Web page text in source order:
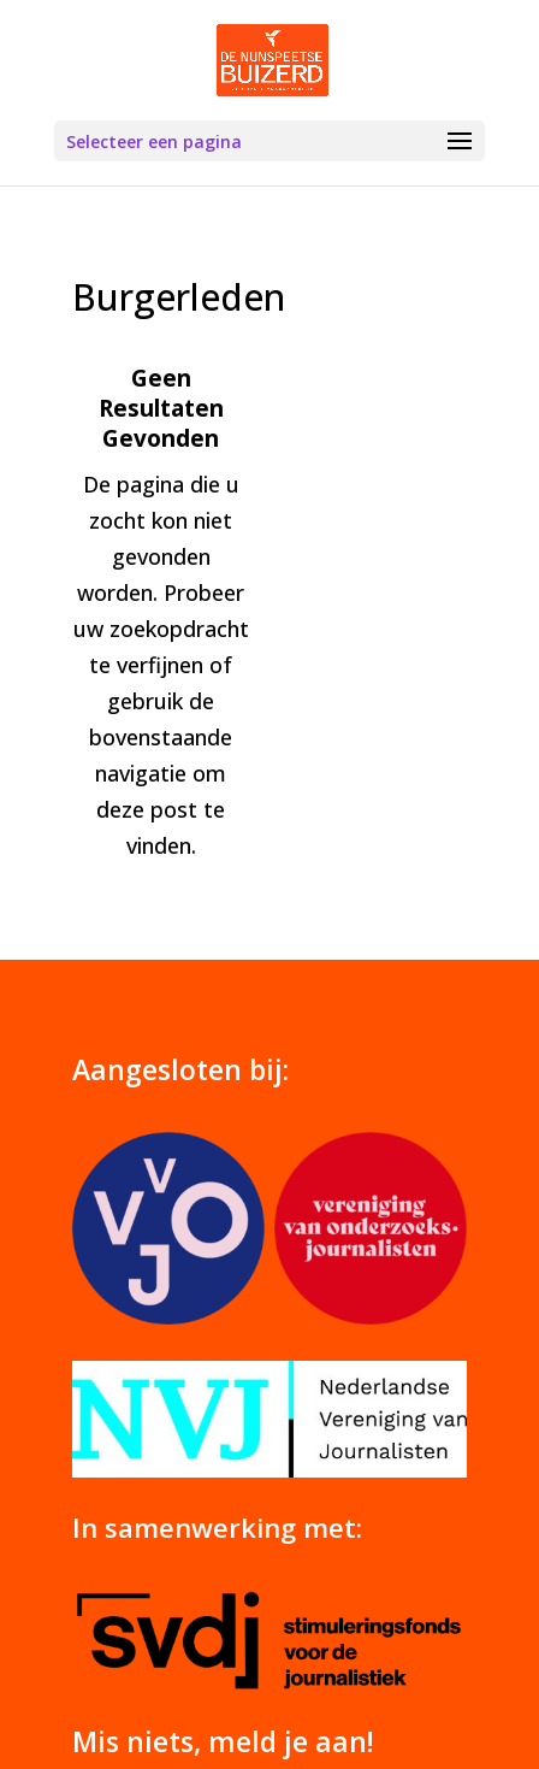
Selecteer een pagina
Burgerleden
Geen
Resultaten
Gevonden
De pagina die u
zocht kon niet
gevonden
worden. Probeer
uw zoekopdracht
te verfijnen of
gebruik de
bovenstaande
navigatie om
deze post te
vinden.
Aangesloten bij:
In samenwerking met:
Mis niets, meld je aan!